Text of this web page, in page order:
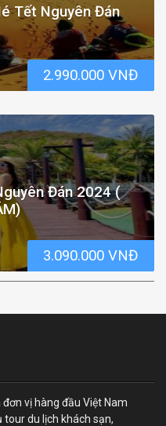
Tết Nguyên Đán
2.990.000 VNĐ
Đán 2024 (
3.090.000 VNĐ
đơn vị hàng đầu Việt Nam
du lịch khách sạn,